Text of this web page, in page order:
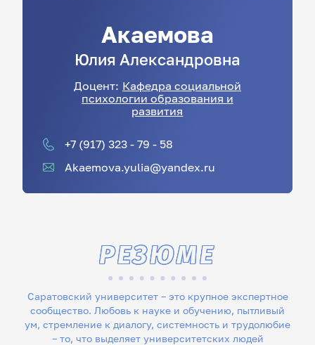
Акаемова
Юлия Александровна
Доцент: Кафедра социальной
психологии образования и
развития
+7 (917) 323 - 79 - 58
Akaemova.yulia@yandex.ru
Саратовский университет – это крупное экспертное
сообщество. Любовь к науке и обучению, пытливый
ум, стремление к диалогу, системность и трудолюбие
– то, что выделяет университетских людей
РЕЗЮМЕ